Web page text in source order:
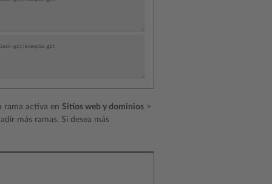
rama activa en Sitios web y dominios >
más ramas. Si desea más